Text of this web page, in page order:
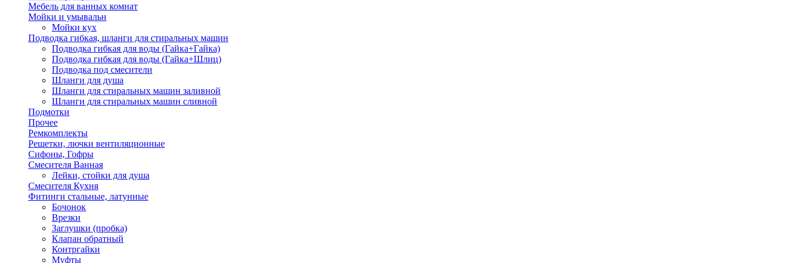
Мебель для ванных комнат
Мойки и умывальн
Мойки кух
Подводка гибкая, шланги для стиральных машин
Подводка гибкая для воды (Гайка+Гайка)
Подводка гибкая для воды (Гайка+Шлиц)
Подводка под смесители
Шланги для душа
Шланги для стиральных машин заливной
Шланги для стиральных машин сливной
Подмотки
Прочее
Ремкомплекты
Решетки, лючки вентиляционные
Сифоны, Гофры
Смесителя Ванная
Лейки, стойки для душа
Смесителя Кухня
Фитинги стальные, латунные
Бочонок
Врезки
Заглушки (пробка)
Клапан обратный
Контргайки
Муфты